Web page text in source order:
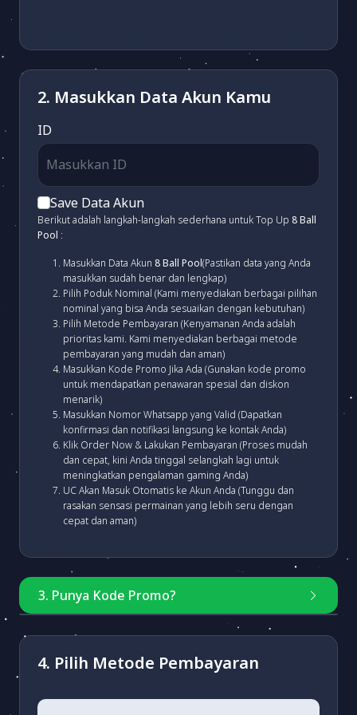
2. Masukkan Data Akun Kamu
ID
Save Data Akun
Berikut adalah langkah-langkah sederhana untuk Top Up 8 Ball
Pool :
Masukkan Data Akun 8 Ball Pool(Pastikan data yang Anda
masukkan sudah benar dan lengkap)
Pilih Poduk Nominal (Kami menyediakan berbagai pilihan
nominal yang bisa Anda sesuaikan dengan kebutuhan)
Pilih Metode Pembayaran (Kenyamanan Anda adalah
prioritas kami. Kami menyediakan berbagai metode
pembayaran yang mudah dan aman)
Masukkan Kode Promo Jika Ada (Gunakan kode promo
untuk mendapatkan penawaran spesial dan diskon
menarik)
Masukkan Nomor Whatsapp yang Valid (Dapatkan
konfirmasi dan notifikasi langsung ke kontak Anda)
Klik Order Now & Lakukan Pembayaran (Proses mudah
dan cepat, kini Anda tinggal selangkah lagi untuk
meningkatkan pengalaman gaming Anda)
UC Akan Masuk Otomatis ke Akun Anda (Tunggu dan
rasakan sensasi permainan yang lebih seru dengan
cepat dan aman)
3. Punya Kode Promo?
Masukkan kode
4. Pilih Metode Pembayaran